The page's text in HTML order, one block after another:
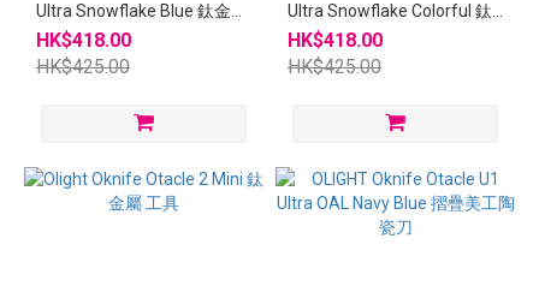
Ultra Snowflake Blue 鈦金屬
摺疊美工陶瓷刀
HK$418.00
HK$425.00
Ultra Snowflake Colorful 鈦
金屬摺疊美工陶瓷刀
HK$418.00
HK$425.00